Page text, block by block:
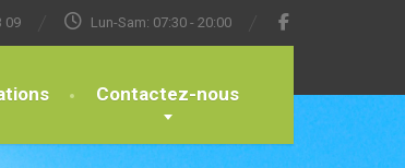
09 Lun-Sam: 07:30 - 20:00
Contactez-nous